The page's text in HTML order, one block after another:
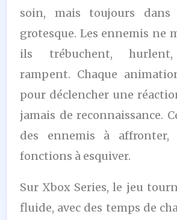
soin, mais toujours dans
grotesque. Les ennemis ne
ils trébuchent, hurlent,
rampent. Chaque
pour déclencher une
jamais de reconnaissance.
des ennemis à
fonctions à esquiver.
Sur Xbox Series, le jeu
fluide, avec des temps de